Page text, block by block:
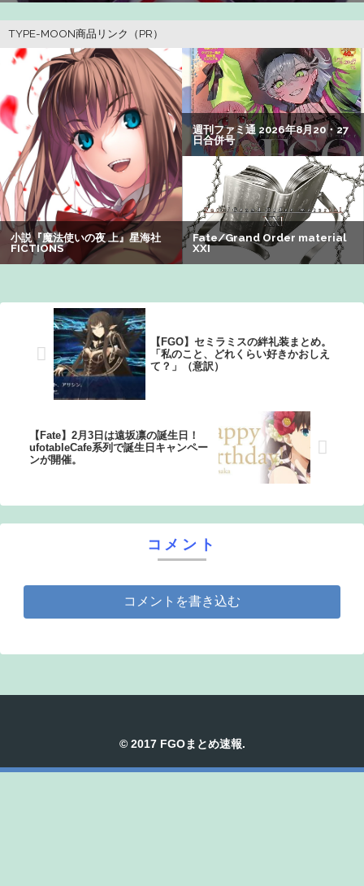
息子のオニーを発見したワイの嫁、全ての対応を間違えて
しまう…
【懐古】ネット流行語2007年、ヤバすぎてワロッタァｗｗ
ｗｗ ：26/07/31のニュース
グリフィス（）「女の子は基本的に彼氏が３人必要」←500
万バズwww
【訃報】人気Vtuberの犬、19歳で死去
【爆笑】最近のオスガキ、名前がダサすぎるｗｗｗｗ ：
26/08/05のニュース
【FGO】セミラミスの絆礼装まとめ。
「私のこと、どれくらい好きかおしえ
て？」（意訳）
【Fate】2月3日は遠坂凛の誕生日！
ufotableCafe系列で誕生日キャンペー
ンが開催。
コメント
コメントを書き込む
© 2017 FGOまとめ速報.